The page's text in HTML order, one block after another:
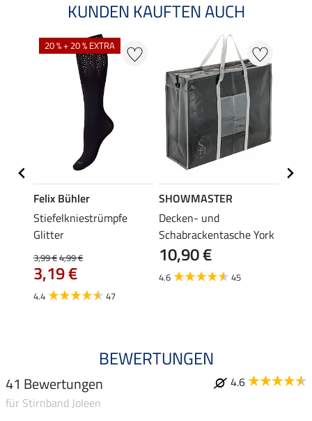
KUNDEN KAUFTEN AUCH
20 % + 20 % EXTRA
Felix Bühler
Stiefelkniestrümpfe
Glitter
3,99 €4,99 €
3,19 €
4.4 47
SHOWMASTER
Decken- und
Schabrackentasche York
10,90 €
4.6 45
BEWERTUNGEN
41 Bewertungen
4.6
für Stirnband Joleen